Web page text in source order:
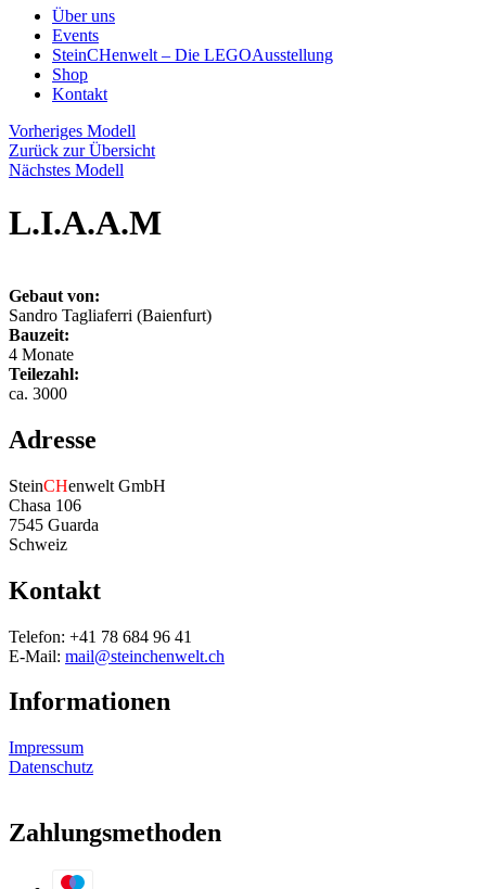
Über uns
Events
SteinCHenwelt – Die LEGOAusstellung
Shop
Kontakt
Vorheriges Modell
Zurück zur Übersicht
Nächstes Modell
L.I.A.A.M
Gebaut von:
Sandro Tagliaferri (Baienfurt)
Bauzeit:
4 Monate
Teilezahl:
ca. 3000
Adresse
SteinCHenwelt GmbH
Chasa 106
7545 Guarda
Schweiz
Kontakt
Telefon: +41 78 684 96 41
E-Mail: mail@steinchenwelt.ch
Informationen
Impressum
Datenschutz
Zahlungsmethoden